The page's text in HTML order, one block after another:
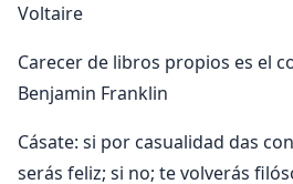
Voltaire
Carecer de libros propios es el
Benjamin Franklin
Cásate: si por casualidad das
serás feliz; si no; te volverás